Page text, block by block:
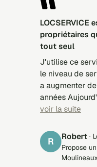
LOCSERVICE est adapté aux
propriétaires
tout seul
J'utilise ce
le niveau de
a augmenter
années
présente des
l'appartement à
c'est plutôt les
s'inscrivent sur
voir la suite
R Robert ·
Propose